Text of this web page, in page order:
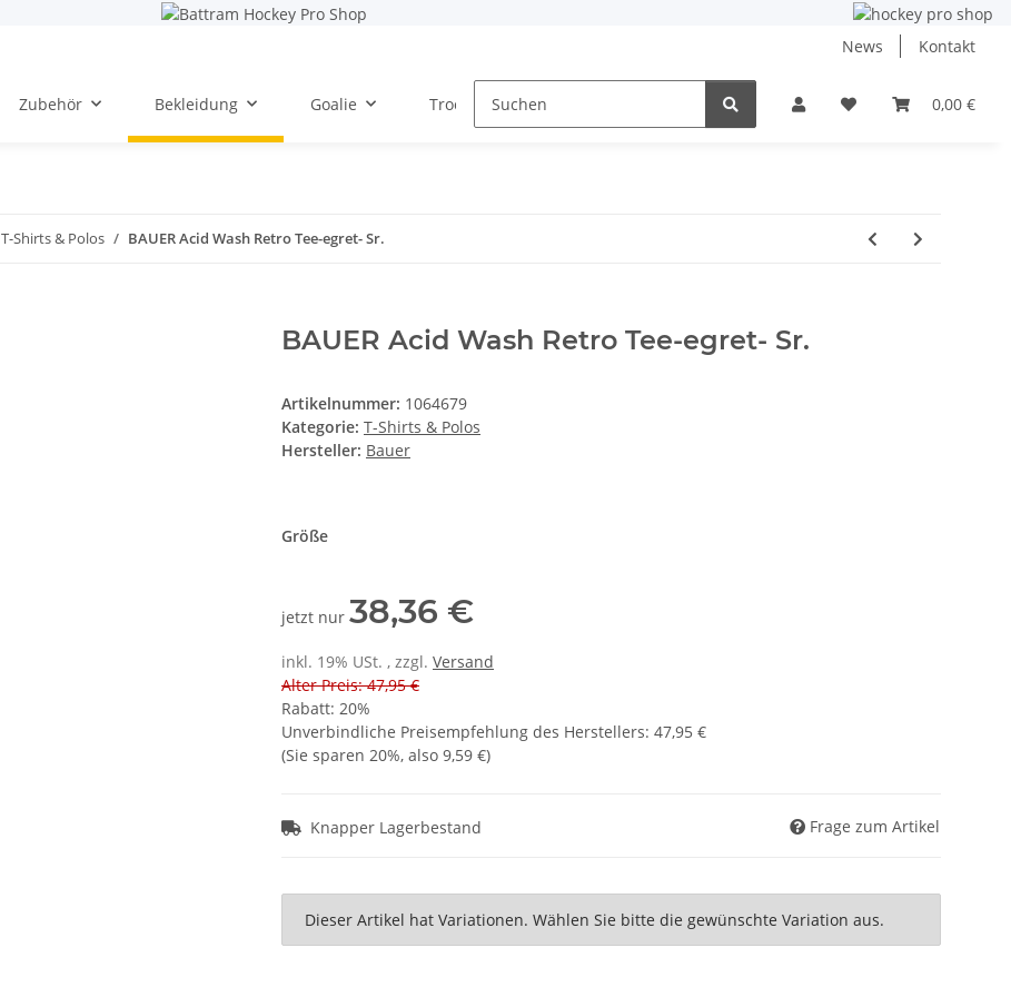
News Kontakt
0,00 €
Zubehör Bekleidung Goalie Trockentraining NHL und DEB
T-Shirts & Polos BAUER Acid Wash Retro Tee-egret- Sr.
BAUER Acid Wash Retro Tee-egret- Sr.
Artikelnummer: 1064679
Kategorie: T-Shirts & Polos
Hersteller: Bauer
Größe
jetzt nur 38,36 €
inkl. 19% USt. , zzgl. Versand
Alter Preis: 47,95 €
Rabatt: 20%
Unverbindliche Preisempfehlung des Herstellers: 47,95 €
(Sie sparen 20%, also 9,59 €)
Knapper Lagerbestand Frage zum Artikel
x
Dieser Artikel hat Variationen. Wählen Sie bitte die gewünschte Variation aus.